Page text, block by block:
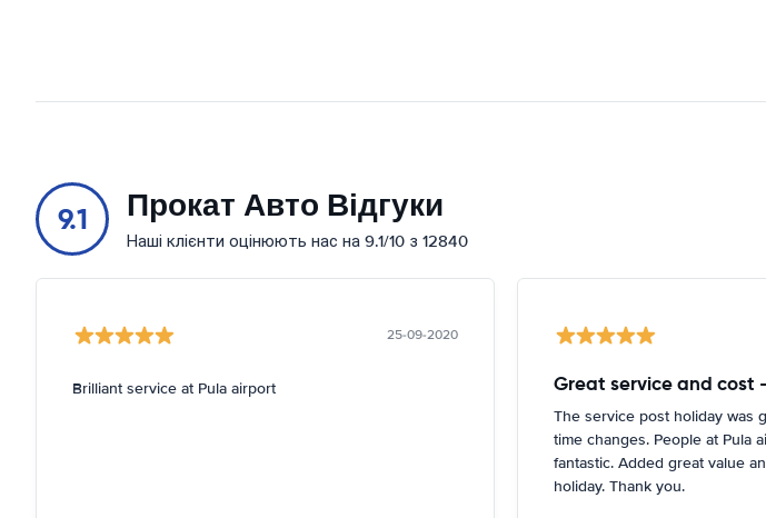
9.1 Прокат Авто Відгуки
Наші клієнти оцінюють нас на 9.1/10 з 12840
25-09-2020
Brilliant service at Pula airport Great service and cost
The service post holiday was
time changes. People at Pula
fantastic. Added great value
holiday. Thank you.